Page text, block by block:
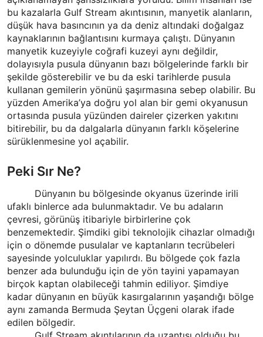
bu kazalarla Gulf Stream akıntısının, manyetik alanların,
düşük hava basıncının ya da deniz altındaki doğalgaz
kaynaklarının bağlantısını kurmaya çalıştı. Dünyanın
manyetik kuzeyiyle coğrafi kuzeyi aynı değildir,
dolayısıyla pusula dünyanın bazı bölgelerinde farklı bir
şekilde gösterebilir ve bu da eski tarihlerde pusula
kullanan gemilerin yönünü şaşırmasına sebep olabilir. Bu
yüzden Amerika’ya doğru yol alan bir gemi okyanusun
ortasında pusula yüzünden daireler çizerken yakıtını
bitirebilir, bu da dalgalarla dünyanın farklı köşelerine
sürüklenmesine yol açabilir.
Peki Sır Ne?
Dünyanın bu bölgesinde okyanus üzerinde irili
ufaklı binlerce ada bulunmaktadır. Ve bu adaların
çevresi, görünüş itibariyle birbirlerine çok
benzemektedir. Şimdiki gibi teknolojik cihazlar olmadığı
için o dönemde pusulalar ve kaptanların tecrübeleri
sayesinde yolculuklar yapılırdı. Bu bölgede çok fazla
benzer ada bulunduğu için de yön tayini yapamayan
birçok kaptan olabileceği tahmin ediliyor. Şimdiye
kadar dünyanın en büyük kasırgalarının yaşandığı bölge
aynı zamanda Bermuda Şeytan Üçgeni olarak ifade
edilen bölgedir.